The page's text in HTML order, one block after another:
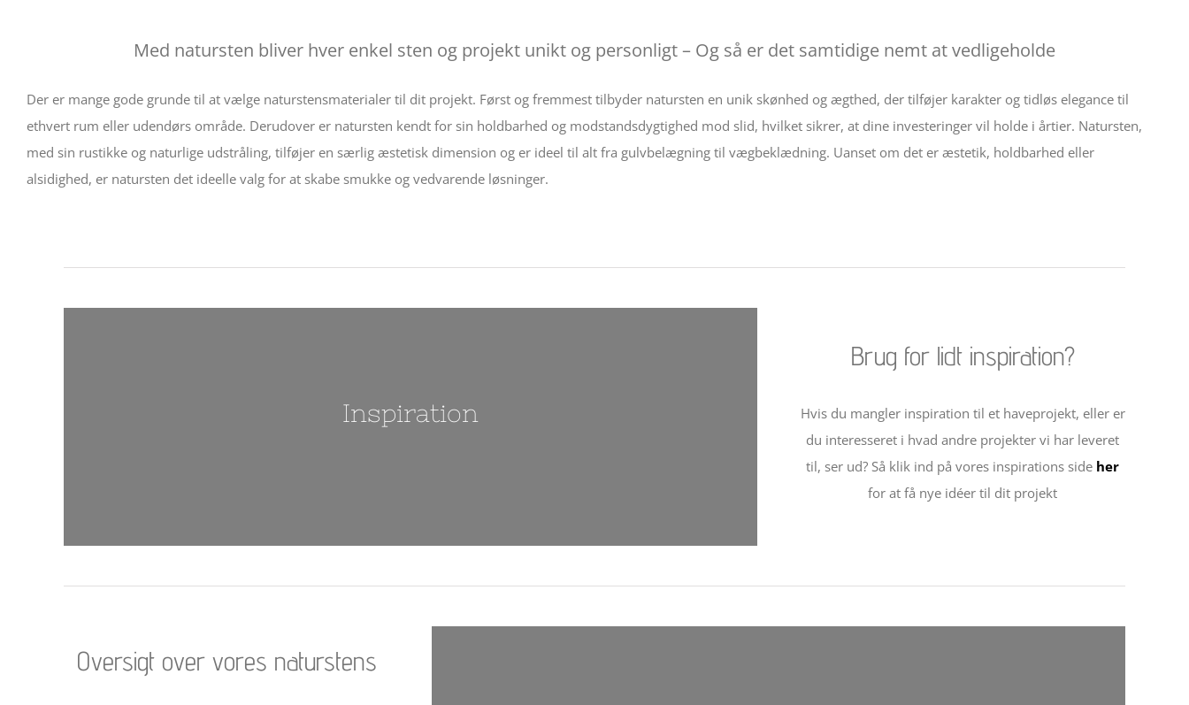
Med natursten bliver hver enkel sten og projekt unikt og personligt – Og så er det samtidige nemt at vedligeholde
Der er mange gode grunde til at vælge naturstensmaterialer til dit projekt. Først og fremmest tilbyder natursten en unik skønhed og ægthed, der tilføjer karakter og tidløs elegance til
ethvert rum eller udendørs område. Derudover er natursten kendt for sin holdbarhed og modstandsdygtighed mod slid, hvilket sikrer, at dine investeringer vil holde i årtier. Natursten,
med sin rustikke og naturlige udstråling, tilføjer en særlig æstetisk dimension og er ideel til alt fra gulvbelægning til vægbeklædning. Uanset om det er æstetik, holdbarhed eller
alsidighed, er natursten det ideelle valg for at skabe smukke og vedvarende løsninger.
Inspiration
Brug for lidt inspiration?
Hvis du mangler inspiration til et haveprojekt, eller er
du interesseret i hvad andre projekter vi har leveret
til, ser ud? Så klik ind på vores inspirations side her
for at få nye idéer til dit projekt
Oversigt over vores naturstens